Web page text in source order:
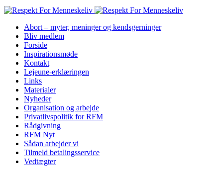
Abort – myter, meninger og kendsgerninger
Bliv medlem
Forside
Inspirationsmøde
Kontakt
Lejeune-erklæringen
Links
Materialer
Nyheder
Organisation og arbejde
Privatlivspolitik for RFM
Rådgivning
RFM Nyt
Sådan arbejder vi
Tilmeld betalingsservice
Vedtægter